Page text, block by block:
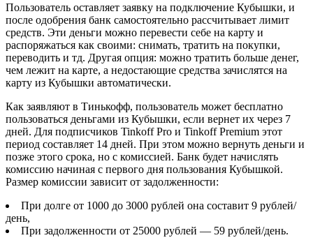
Пользователь оставляет заявку на подключение Кубышки, и
после одобрения банк самостоятельно рассчитывает лимит
средств. Эти деньги можно перевести себе на карту и
распоряжаться как своими: снимать, тратить на покупки,
переводить и тд. Другая опция: можно тратить больше денег,
чем лежит на карте, а недостающие средства зачислятся на
карту из Кубышки автоматически.
Как заявляют в Тинькофф, пользователь может бесплатно
пользоваться деньгами из Кубышки, если вернет их через 7
дней. Для подписчиков Tinkoff Pro и Tinkoff Premium этот
период составляет 14 дней. При этом можно вернуть деньги и
позже этого срока, но с комиссией. Банк будет начислять
комиссию начиная с первого дня пользования Кубышкой.
Размер комиссии зависит от задолженности:
При долге от 1000 до 3000 рублей она составит 9 рублей/
день,
При задолженности от 25000 рублей — 59 рублей/день.